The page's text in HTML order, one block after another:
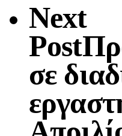
Next
Post
σε